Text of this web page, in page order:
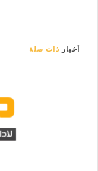
أخبار ذات صلة